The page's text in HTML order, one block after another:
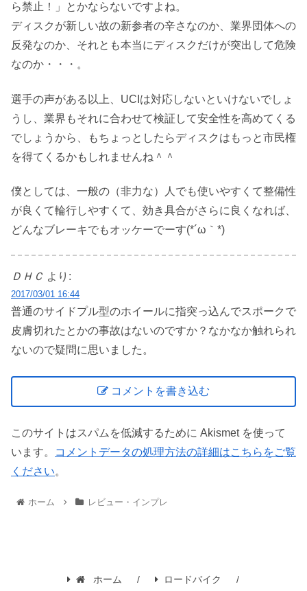
ら禁止！」とかならないですよね。
ディスクが新しい故の新参者の辛さなのか、業界団体への
反発なのか、それとも本当にディスクだけが突出して危険
なのか・・・。
選手の声がある以上、UCIは対応しないといけないでしょ
うし、業界もそれに合わせて検証して安全性を高めてくる
でしょうから、もちょっとしたらディスクはもっと市民権
を得てくるかもしれませんね＾＾
僕としては、一般の（非力な）人でも使いやすくて整備性
が良くて輪行しやすくて、効き具合がさらに良くなれば、
どんなブレーキでもオッケーでーす(*´ω｀*)
ＤＨＣ より:
2017/03/01 16:44
普通のサイドプル型のホイールに指突っ込んでスポークで
皮膚切れたとかの事故はないのですか？なかなか触れられ
ないので疑問に思いました。
コメントを書き込む
このサイトはスパムを低減するために Akismet を使って
います。
コメントデータの処理方法の詳細はこちらをご覧
ください。
ホーム レビュー・インプレ
ホーム ロードバイク